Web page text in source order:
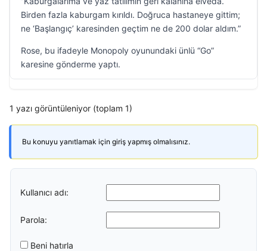
Birden fazla kaburgam kırıldı. Doğruca hastaneye gittim;
ne ‘Başlangıç’ karesinden geçtim ne de 200 dolar aldım.”
Rose, bu ifadeyle Monopoly oyunundaki ünlü “Go”
karesine gönderme yaptı.
1 yazı görüntüleniyor (toplam 1)
Bu konuyu yanıtlamak için giriş yapmış olmalısınız.
Kullanıcı adı:
Parola:
Beni hatırla